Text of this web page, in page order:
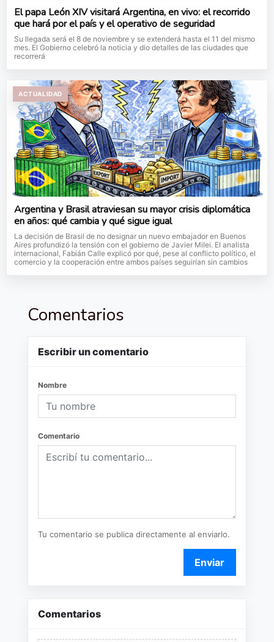
El papa León XIV visitará Argentina, en vivo: el recorrido
que hará por el país y el operativo de seguridad
Su llegada será el 8 de noviembre y se extenderá hasta el 11 del mismo
mes. El Gobierno celebró la noticia y dio detalles de las ciudades que
recorrerá
ACTUALIDAD
Argentina y Brasil atraviesan su mayor crisis diplomática
en años: qué cambia y qué sigue igual
La decisión de Brasil de no designar un nuevo embajador en Buenos
Aires profundizó la tensión con el gobierno de Javier Milei. El analista
internacional, Fabián Calle explicó por qué, pese al conflicto político, el
comercio y la cooperación entre ambos países seguirían sin cambios
Comentarios
Escribir un comentario
Nombre
Comentario
Tu comentario se publica directamente al enviarlo.
Enviar
Comentarios